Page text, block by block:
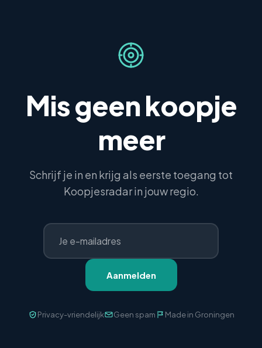
Mis geen koopje
meer
Schrijf je in en krijg als eerste toegang tot
Koopjesradar in jouw regio.
Aanmelden
Privacy-vriendelijk Geen spam Made in Groningen